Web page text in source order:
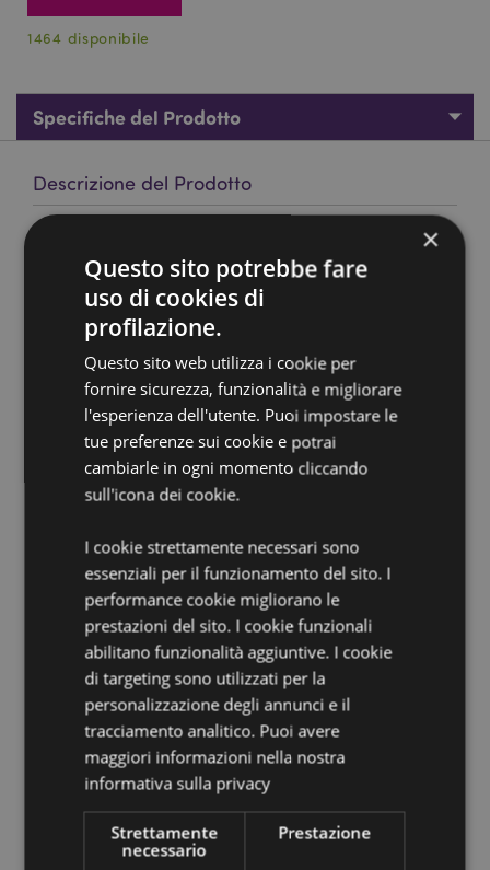
1464 disponibile
Specifiche del Prodotto
Descrizione del Prodotto
Materiali:Plastica e Gomma
Provvisto di Marchio CE:Sì
EN71:Sì
Non Adatto a: 0 - 3 Anni
Informazioni sul Prodotto:
Il gioco è raccomandato
per bambini di età superiore ai 5 anni.
Informazioni Aggiuntive:
Vuoi informazioni su come inoltrare un ordine
guida all'acquisto.
Dettagli del Prodotto
Informazioni Altezza 6.5cm Larghezza 6.5cm Profondità
5055071508622
48
×
Questo sito potrebbe fare
uso di cookies di
profilazione.
Questo sito web utilizza i cookie per
fornire sicurezza, funzionalità e migliorare
l'esperienza dell'utente. Puoi impostare le
tue preferenze sui cookie e potrai
cambiarle in ogni momento cliccando
sull'icona dei cookie.
I cookie strettamente necessari sono
essenziali per il funzionamento del sito. I
performance cookie migliorano le
prestazioni del sito. I cookie funzionali
abilitano funzionalità aggiuntive. I cookie
di targeting sono utilizzati per la
personalizzazione degli annunci e il
tracciamento analitico. Puoi avere
maggiori informazioni nella nostra
informativa sulla privacy
Strettamente
necessario
Prestazione